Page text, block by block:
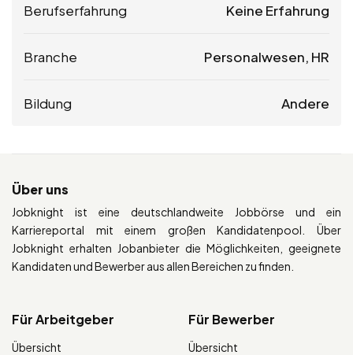
Berufserfahrung Keine Erfahrung
Branche Personalwesen, HR
Bildung Andere
Über uns
Jobknight ist eine deutschlandweite Jobbörse und ein
Karriereportal mit einem großen Kandidatenpool. Über
Jobknight erhalten Jobanbieter die Möglichkeiten, geeignete
Kandidaten und Bewerber aus allen Bereichen zu finden.
Für Arbeitgeber
Übersicht
Für Bewerber
Übersicht